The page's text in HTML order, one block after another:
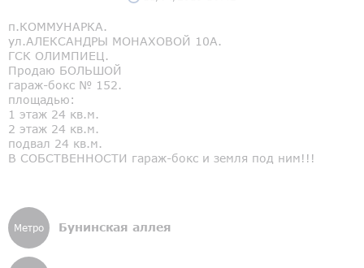
п.КОММУНАРКА.
ул.АЛЕКСАНДРЫ МОНАХОВОЙ 10А.
ГСК ОЛИМПИЕЦ.
Продаю БОЛЬШОЙ
гараж-бокс № 152.
площадью:
1 этаж 24 кв.м.
2 этаж 24 кв.м.
подвал 24 кв.м.
В СОБСТВЕННОСТИ гараж-бокс и земля под ним!!!
Метро Бунинская аллея